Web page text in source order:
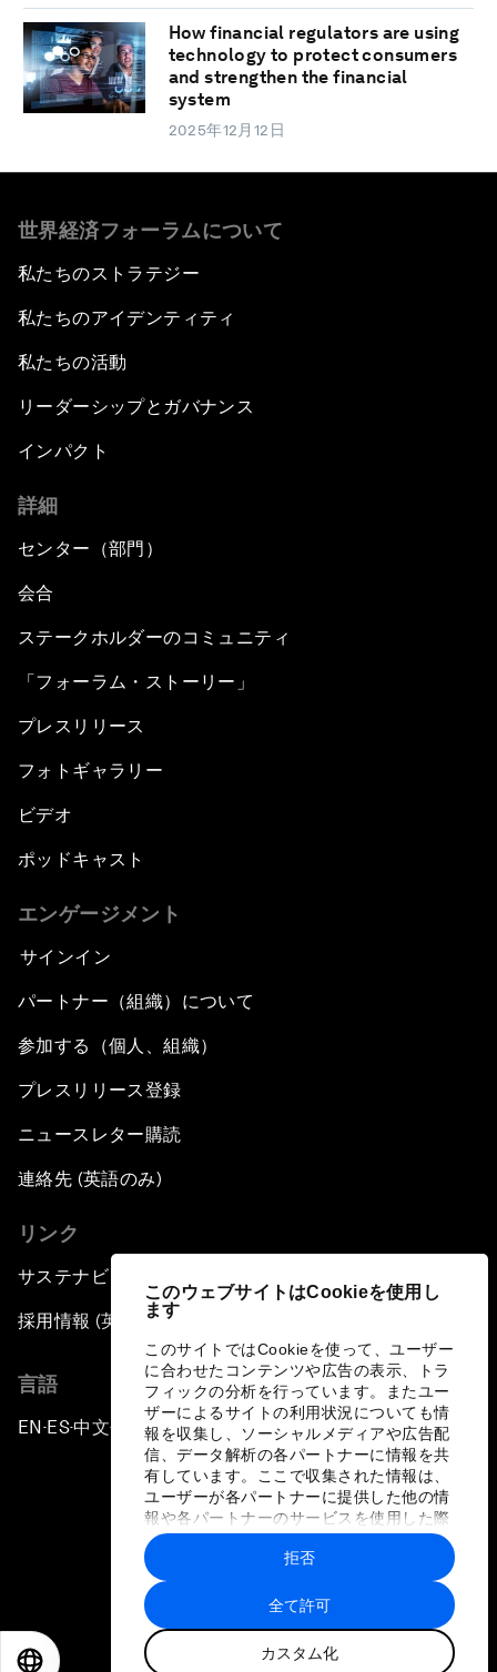
このウェブサイトはCookieを使用し
ます
このサイトではCookieを使って、ユーザー
に合わせたコンテンツや広告の表示、トラ
フィックの分析を行っています。またユー
ザーによるサイトの利用状況についても情
報を収集し、ソーシャルメディアや広告配
信、データ解析の各パートナーに情報を共
有しています。ここで収集された情報は、
ユーザーが各パートナーに提供した他の情
報や各パートナーのサービスを使用した際
に収集された情報と組み合わされ、各パー
トナーによって使用されることがありま
す。
全て許可
カスタム化
拒否
How financial regulators are using
technology to protect consumers
and strengthen the financial
system
2025年12月12日
世界経済フォーラムについて
私たちのストラテジー
私たちのアイデンティティ
私たちの活動
リーダーシップとガバナンス
インパクト
詳細
センター（部門）
会合
ステークホルダーのコミュニティ
「フォーラム・ストーリー」
プレスリリース
フォトギャラリー
ビデオ
ポッドキャスト
エンゲージメント
サインイン
パートナー（組織）について
参加する（個人、組織）
プレスリリース登録
ニュースレター購読
連絡先 (英語のみ)
リンク
サステナビリティへの取り組み
採用情報 (英語のみ)
言語
EN ▪ ES▪中文▪ 日本語
プライバシーポリシーと利用規約
サイトマップ
©
世界経済フォーラム